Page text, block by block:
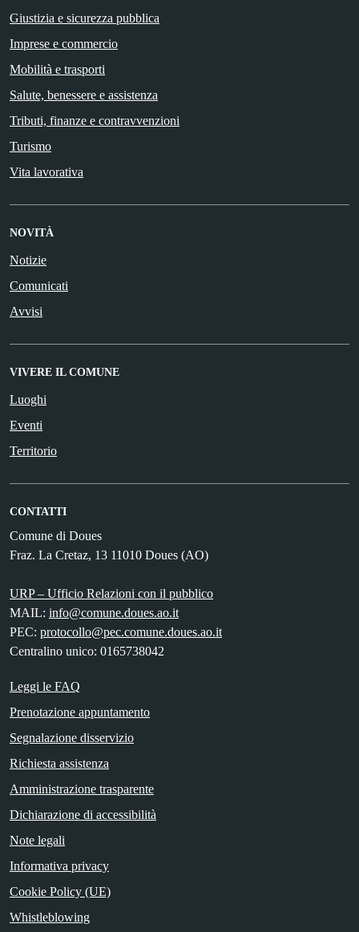
Giustizia e sicurezza pubblica
Imprese e commercio
Mobilità e trasporti
Salute, benessere e assistenza
Tributi, finanze e contravvenzioni
Turismo
Vita lavorativa
NOVITÀ
Notizie
Comunicati
Avvisi
VIVERE IL COMUNE
Luoghi
Eventi
Territorio
CONTATTI
Comune di Doues
Fraz. La Cretaz, 13 11010 Doues (AO)
URP – Ufficio Relazioni con il pubblico
MAIL: info@comune.doues.ao.it
PEC: protocollo@pec.comune.doues.ao.it
Centralino unico: 0165738042
Leggi le FAQ
Prenotazione appuntamento
Segnalazione disservizio
Richiesta assistenza
Amministrazione trasparente
Dichiarazione di accessibilità
Note legali
Informativa privacy
Cookie Policy (UE)
Whistleblowing